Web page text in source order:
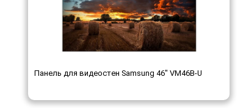
Панель для видеостен Samsung 46" VM46B-U